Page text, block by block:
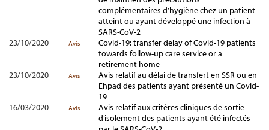
complémentaires d’hygiène chez un patient
atteint ou ayant développé une infection à
SARS-CoV-2
23/10/2020
Avis
Covid-19: transfer delay of Covid-19 patients
towards follow-up care service or a
retirement home
23/10/2020
Avis
Avis relatif au délai de transfert en SSR ou en
Ehpad des patients ayant présenté un Covid-
19
16/03/2020
Avis
Avis relatif aux critères cliniques de sortie
d’isolement des patients ayant été infectés